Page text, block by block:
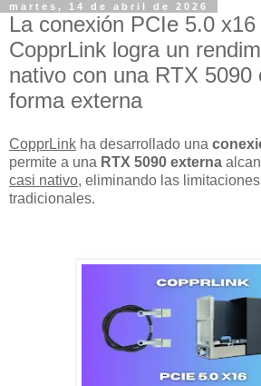
martes, 14 de abril de 2026
La conexión PCIe 5.0
CopprLink logra un
nativo con una RTX 5090
forma externa
CopprLink ha desarrollado una
permite a una RTX 5090 externa
casi nativo, eliminando las
tradicionales.